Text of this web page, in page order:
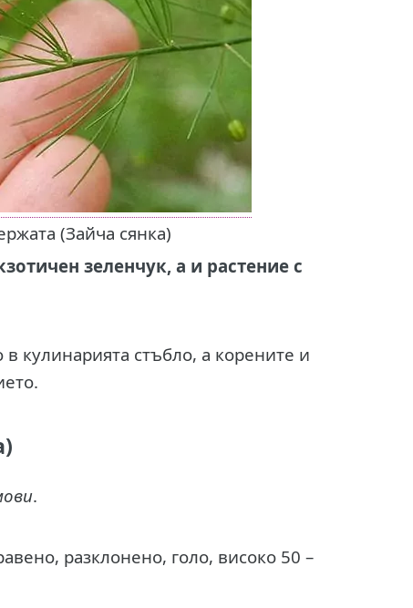
(Зайча сянка)
зеленчук, а и растение с
кулинарията стъбло, а корените и
.
разклонено, голо, високо 50 –